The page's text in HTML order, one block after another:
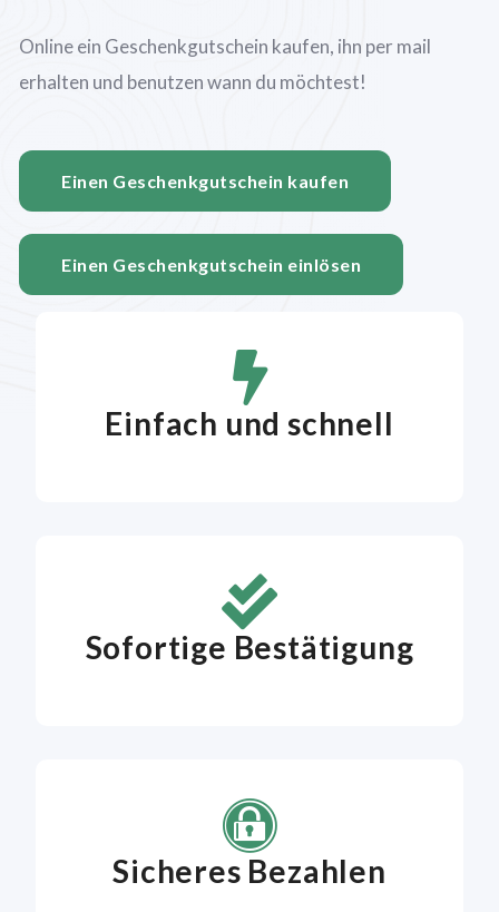
Online ein Geschenkgutschein kaufen, ihn per mail
erhalten und benutzen wann du möchtest!
Einen Geschenkgutschein kaufen
Einen Geschenkgutschein einlösen
Einfach und schnell
Sofortige Bestätigung
Sicheres Bezahlen